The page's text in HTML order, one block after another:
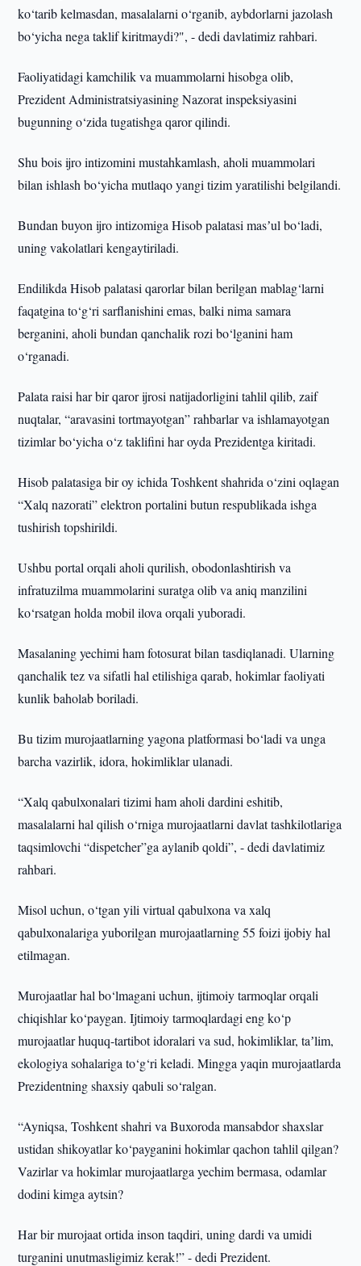
ko‘tarib kelmasdan, masalalarni o‘rganib, aybdorlarni jazolash
bo‘yicha nega taklif kiritmaydi?", - dedi davlatimiz rahbari.
Faoliyatidagi kamchilik va muammolarni hisobga olib,
Prezident Administratsiyasining Nazorat inspeksiyasini
bugunning o‘zida tugatishga qaror qilindi.
Shu bois ijro intizomini mustahkamlash, aholi muammolari
bilan ishlash bo‘yicha mutlaqo yangi tizim yaratilishi belgilandi.
Bundan buyon ijro intizomiga Hisob palatasi masʼul bo‘ladi,
uning vakolatlari kengaytiriladi.
Endilikda Hisob palatasi qarorlar bilan berilgan mablag‘larni
faqatgina to‘g‘ri sarflanishini emas, balki nima samara
berganini, aholi bundan qanchalik rozi bo‘lganini ham
o‘rganadi.
Palata raisi har bir qaror ijrosi natijadorligini tahlil qilib, zaif
nuqtalar, “aravasini tortmayotgan” rahbarlar va ishlamayotgan
tizimlar bo‘yicha o‘z taklifini har oyda Prezidentga kiritadi.
Hisob palatasiga bir oy ichida Toshkent shahrida o‘zini oqlagan
“Xalq nazorati” elektron portalini butun respublikada ishga
tushirish topshirildi.
Ushbu portal orqali aholi qurilish, obodonlashtirish va
infratuzilma muammolarini suratga olib va aniq manzilini
ko‘rsatgan holda mobil ilova orqali yuboradi.
Masalaning yechimi ham fotosurat bilan tasdiqlanadi. Ularning
qanchalik tez va sifatli hal etilishiga qarab, hokimlar faoliyati
kunlik baholab boriladi.
Bu tizim murojaatlarning yagona platformasi bo‘ladi va unga
barcha vazirlik, idora, hokimliklar ulanadi.
“Xalq qabulxonalari tizimi ham aholi dardini eshitib,
masalalarni hal qilish o‘rniga murojaatlarni davlat tashkilotlariga
taqsimlovchi “dispetcher”ga aylanib qoldi”, - dedi davlatimiz
rahbari.
Misol uchun, o‘tgan yili virtual qabulxona va xalq
qabulxonalariga yuborilgan murojaatlarning 55 foizi ijobiy hal
etilmagan.
Murojaatlar hal bo‘lmagani uchun, ijtimoiy tarmoqlar orqali
chiqishlar ko‘paygan. Ijtimoiy tarmoqlardagi eng ko‘p
murojaatlar huquq-tartibot idoralari va sud, hokimliklar, taʼlim,
ekologiya sohalariga to‘g‘ri keladi. Mingga yaqin murojaatlarda
Prezidentning shaxsiy qabuli so‘ralgan.
“Ayniqsa, Toshkent shahri va Buxoroda mansabdor shaxslar
ustidan shikoyatlar ko‘payganini hokimlar qachon tahlil qilgan?
Vazirlar va hokimlar murojaatlarga yechim bermasa, odamlar
dodini kimga aytsin?
Har bir murojaat ortida inson taqdiri, uning dardi va umidi
turganini unutmasligimiz kerak!” - dedi Prezident.